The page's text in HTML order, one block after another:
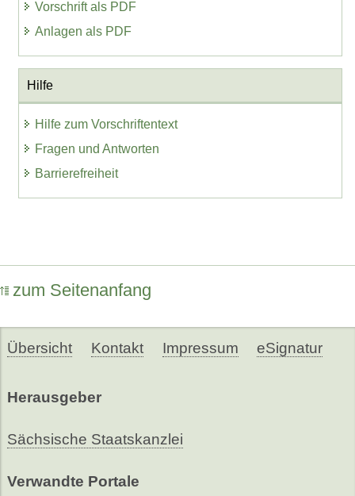
Vorschrift als PDF
Anlagen als PDF
Hilfe
Hilfe zum Vorschriftentext
Fragen und Antworten
Barrierefreiheit
zum Seitenanfang
Übersicht Kontakt Impressum eSignatur
Herausgeber
Sächsische Staatskanzlei
Verwandte Portale